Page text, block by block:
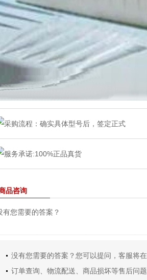
品咨询
有您需要的答案？
没有您需要的答案？您可以提问，客服将
订单查询、物流配送、商品损坏等售后问